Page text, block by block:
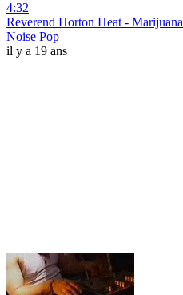
4:32
Reverend Horton Heat - Marijuana
Noise Pop
il y a 19 ans